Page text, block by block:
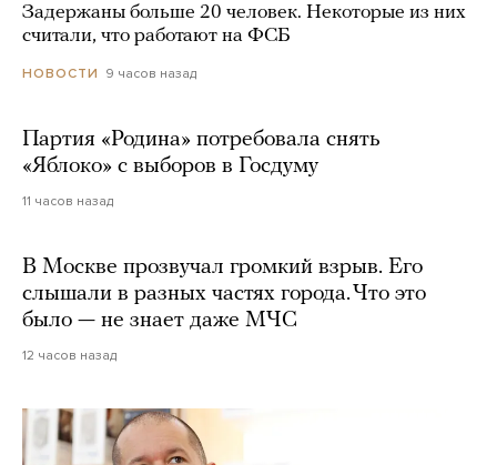
Задержаны больше 20 человек. Некоторые из них
считали, что работают на ФСБ
НОВОСТИ 9 часов назад
Партия «Родина» потребовала снять
«Яблоко» с выборов в Госдуму
11 часов назад
В Москве прозвучал громкий взрыв. Его
слышали в разных частях города. Что это
было — не знает даже МЧС
12 часов назад